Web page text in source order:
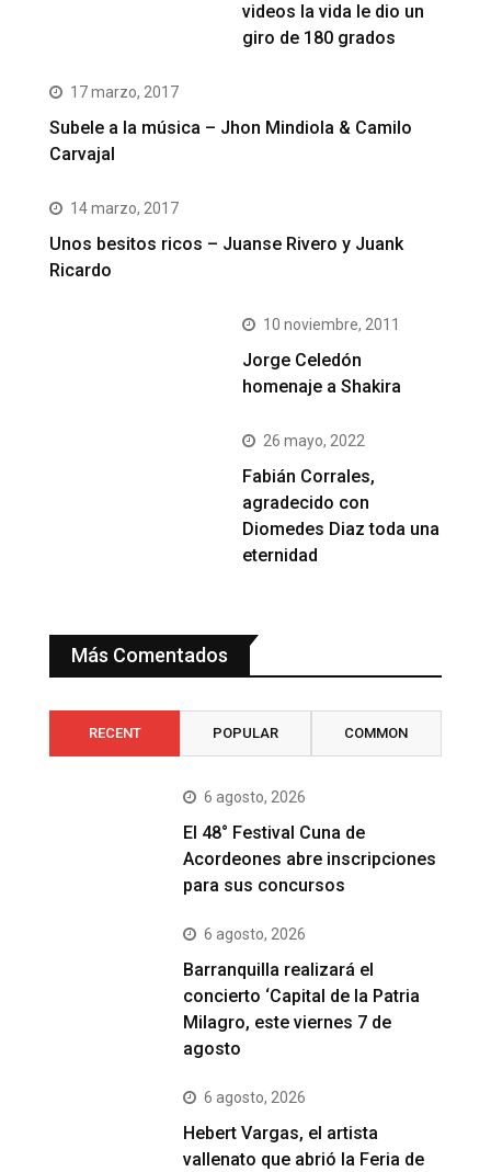
videos la vida le dio un
giro de 180 grados
17 marzo, 2017
Subele a la música – Jhon Mindiola & Camilo
Carvajal
14 marzo, 2017
Unos besitos ricos – Juanse Rivero y Juank
Ricardo
10 noviembre, 2011
Jorge Celedón
homenaje a Shakira
26 mayo, 2022
Fabián Corrales,
agradecido con
Diomedes Diaz toda una
eternidad
Más Comentados
RECENT POPULAR COMMON
6 agosto, 2026
El 48° Festival Cuna de
Acordeones abre inscripciones
para sus concursos
6 agosto, 2026
Barranquilla realizará el
concierto ‘Capital de la Patria
Milagro, este viernes 7 de
agosto
6 agosto, 2026
Hebert Vargas, el artista
vallenato que abrió la Feria de